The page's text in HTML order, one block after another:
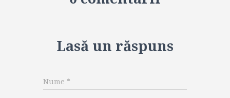
Lasă un răspuns
Nume *